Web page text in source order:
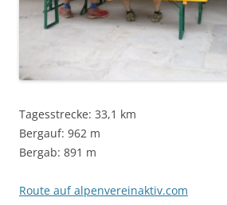
Tagesstrecke: 33,1 km
Bergauf: 962 m
Bergab: 891 m
Route auf alpenvereinaktiv.com